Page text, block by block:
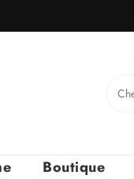
Boutique